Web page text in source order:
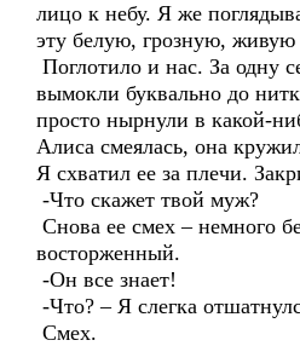
лицо к небу. Я же
эту белую, грозную, живую
Поглотило и нас. За одну
вымокли буквально до
просто нырнули в какой-
Алиса смеялась, она
Я схватил ее за плечи.
-Что скажет твой муж?
Снова ее смех – немного
восторженный.
-Он все знает!
-Что? – Я слегка
Смех.